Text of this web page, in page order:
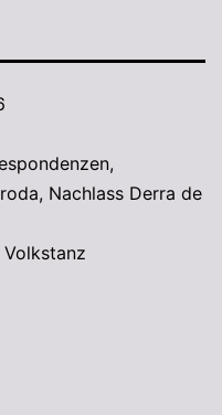
,
, Nachlass Derra de
Volkstanz